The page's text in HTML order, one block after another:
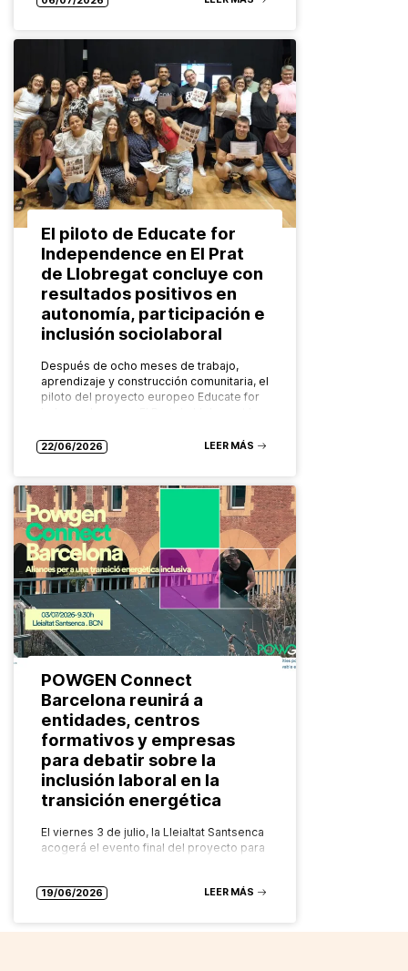
El piloto de Educate for
Independence en El Prat
de Llobregat concluye con
resultados positivos en
autonomía, participación e
inclusión sociolaboral
Después de ocho meses de trabajo,
aprendizaje y construcción comunitaria, el
piloto del proyecto europeo Educate for
22/06/2026 LEER MÁS
POWGEN Connect
Barcelona reunirá a
entidades, centros
formativos y empresas
para debatir sobre la
inclusión laboral en la
transición energética
El viernes 3 de julio, la Lleialtat Santsenca
acogerá el evento final del proyecto para
próximo viernes 3…
19/06/2026 LEER MÁS